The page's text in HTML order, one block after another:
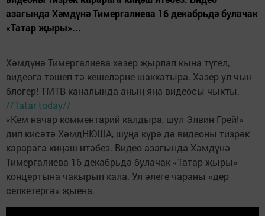
азагында Хәмдүнә Тимергалиева 16 декабрьдә булачак
«Татар җыры»...
Хәмдүнә Тимергалиева хәзер җырлап кына түгел,
видеога төшеп тә кешеләрне шаккатыра. Хәзер ул чын
блогер! ТМТВ каналында аның яңа видеосы чыкты.
//Tatar today//
«Кем начар комментарий калдыра, шул Элвин Грей!»
дип кисәтә ХәмдНЮША, шуңа күрә дә видеоны тизрәк
карарага киңәш итәбез. Видео азагында Хәмдүнә
Тимергалиева 16 декабрьдә булачак «Татар җыры»
концертына чакырып кала. Ул әлеге чараны «дер
селкетергә» җыена.